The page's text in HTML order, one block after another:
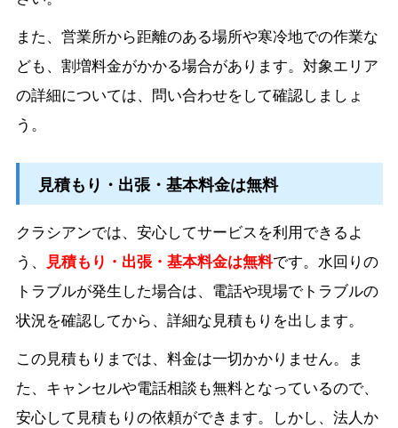
また、営業所から距離のある場所や寒冷地での作業な
ども、割増料金がかかる場合があります。対象エリア
の詳細については、問い合わせをして確認しましょ
う。
見積もり・出張・基本料金は無料
クラシアンでは、安心してサービスを利用できるよ
う、
見積もり・出張・基本料金は無料です。水回りの
トラブルが発生した場合は、電話や現場でトラブルの
状況を確認してから、詳細な見積もりを出します。
この見積もりまでは、料金は一切かかりません。ま
た、キャンセルや電話相談も無料となっているので、
安心して見積もりの依頼ができます。しかし、法人か